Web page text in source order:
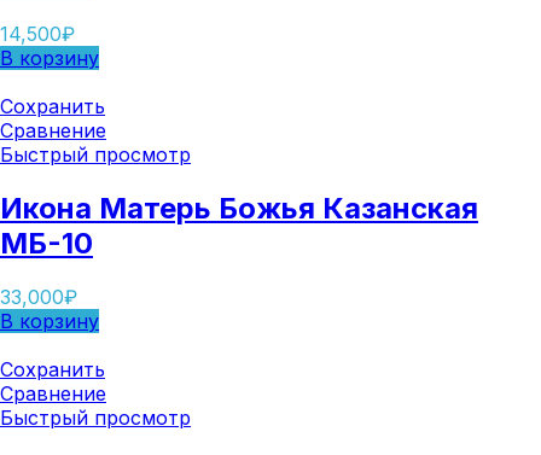
14,500₽
В корзину
Сохранить
Сравнение
Быстрый просмотр
Икона Матерь Божья Казанская
МБ-10
33,000₽
В корзину
Сохранить
Сравнение
Быстрый просмотр